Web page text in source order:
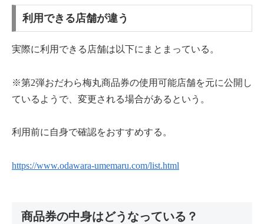
利用できる店舗が違う
実際に利用できる店舗は以下にまとまっている。
※第2弾おだわら梅丸商品券の使用可能店舗を元に公開し
ているようで、変更される場合があるという。
利用前に自身で確認をおすすめする。
https://www.odawara-umemaru.com/list.html
商品券の中身はどうなっている？